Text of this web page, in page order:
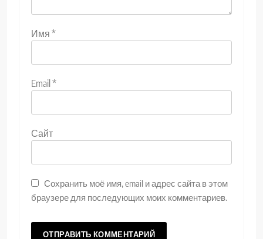
Имя *
Email*
Сайт
Сохранить моё имя, email и адрес сайта в этом
браузере для последующих моих комментариев.